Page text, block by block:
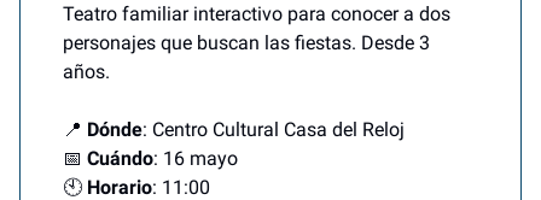
Teatro familiar interactivo para conocer a dos
personajes que buscan las fiestas. Desde 3
años.
📍 Dónde: Centro Cultural Casa del Reloj
📅 Cuándo: 16 mayo
🕙 Horario: 11:00